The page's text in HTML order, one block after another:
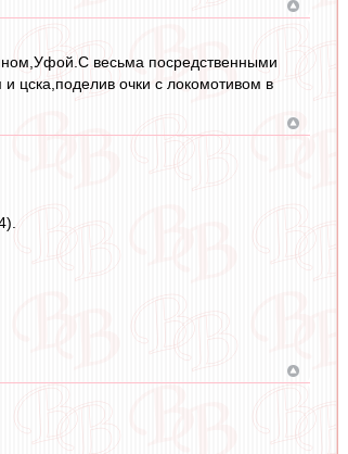
весьма посредственными
цска,поделив очки с локомотивом в